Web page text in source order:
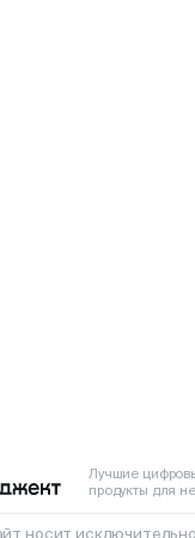
Лучшие
продукты для